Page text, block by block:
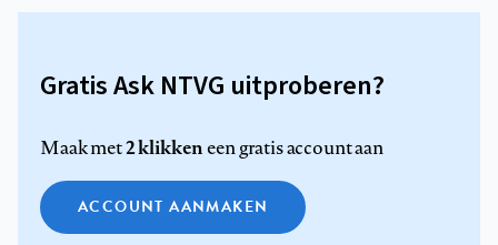
Gratis Ask NTVG uitproberen?
Maak met2 klikkeneen gratis account aan
ACCOUNT AANMAKEN